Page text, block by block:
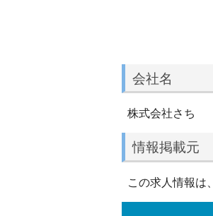
会社名
株式会社さち
情報掲載元
この求人情報は、